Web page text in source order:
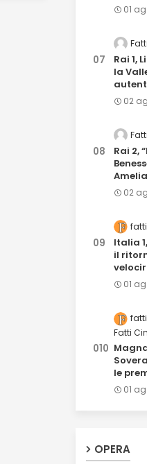
01
Rai 1,
la
02
Rai 2,
Amelia
02
Italia
il
01
Fatti
le
01
OPERA